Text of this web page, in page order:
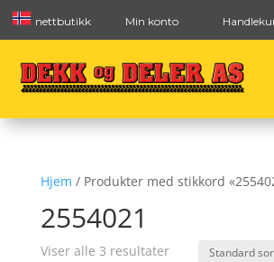
nettbutikk Min konto
Hjem / Produkter med stikkord
2554021
Viser alle 3 resultater